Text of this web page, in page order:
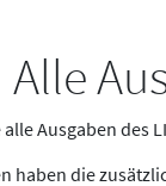
Alle
Ausgaben des
haben die